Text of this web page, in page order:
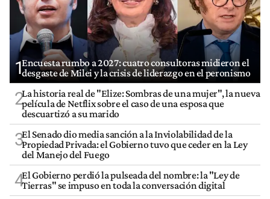
1Encuesta rumbo a 2027: cuatro consultoras midieron el
desgaste de Milei y la crisis de liderazgo en el peronismo
2La historia real de "Elize: Sombras de una mujer", la nueva
película de Netflix sobre el caso de una esposa que
descuartizó a su marido
3El Senado dio media sanción a la Inviolabilidad de la
Propiedad Privada: el Gobierno tuvo que ceder en la Ley
del Manejo del Fuego
4El Gobierno perdió la pulseada del nombre: la "Ley de
Tierras" se impuso en toda la conversación digital